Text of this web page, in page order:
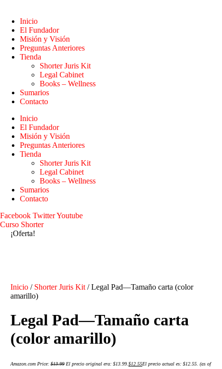
Inicio
El Fundador
Misión y Visión
Preguntas Anteriores
Tienda
Shorter Juris Kit
Legal Cabinet
Books – Wellness
Sumarios
Contacto
Inicio
El Fundador
Misión y Visión
Preguntas Anteriores
Tienda
Shorter Juris Kit
Legal Cabinet
Books – Wellness
Sumarios
Contacto
Facebook TwitterYoutube
Curso Shorter
¡Oferta!
Inicio / Shorter Juris Kit / Legal Pad—Tamaño carta (color
amarillo)
Legal Pad—Tamaño carta
(color amarillo)
Amazon.com Price:$13.99 El precio original era: $13.99.$12.55El precio actual es: $12.55. (as of